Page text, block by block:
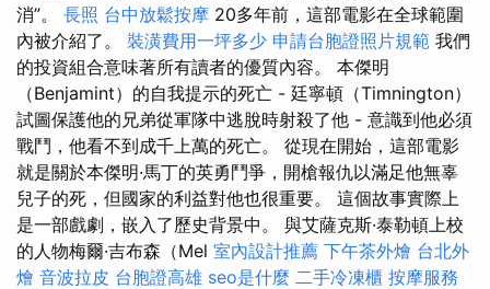
消”。 長照 台中放鬆按摩 20多年前，這部電影在全球範圍
內被介紹了。 裝潢費用一坪多少 申請台胞證照片規範 我們
的投資組合意味著所有讀者的優質內容。 本傑明
（Benjamint）的自我提示的死亡 - 廷寧頓（Timnington）
試圖保護他的兄弟從軍隊中逃脫時射殺了他 - 意識到他必須
戰鬥，他看不到成千上萬的死亡。 從現在開始，這部電影
就是關於本傑明·馬丁的英勇鬥爭，開槍報仇以滿足他無辜
兒子的死，但國家的利益對他也很重要。 這個故事實際上
是一部戲劇，嵌入了歷史背景中。 與艾薩克斯·泰勒頓上校
的人物梅爾·吉布森（Mel 室內設計推薦 下午茶外燴 台北外
燴 音波拉皮 台胞證高雄 seo是什麼 二手冷凍櫃 按摩服務